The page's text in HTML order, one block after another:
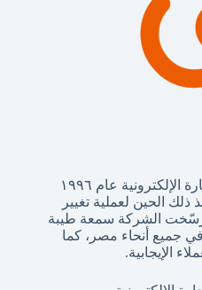
تأسست شركة ماي ماركت للتجارة الإلكترونية عام ١٩٩٦
الحين لعملية تغيير
رسّخت الشركة سمعة طيبة
جميع أنحاء مصر، كما
الإيجابية.